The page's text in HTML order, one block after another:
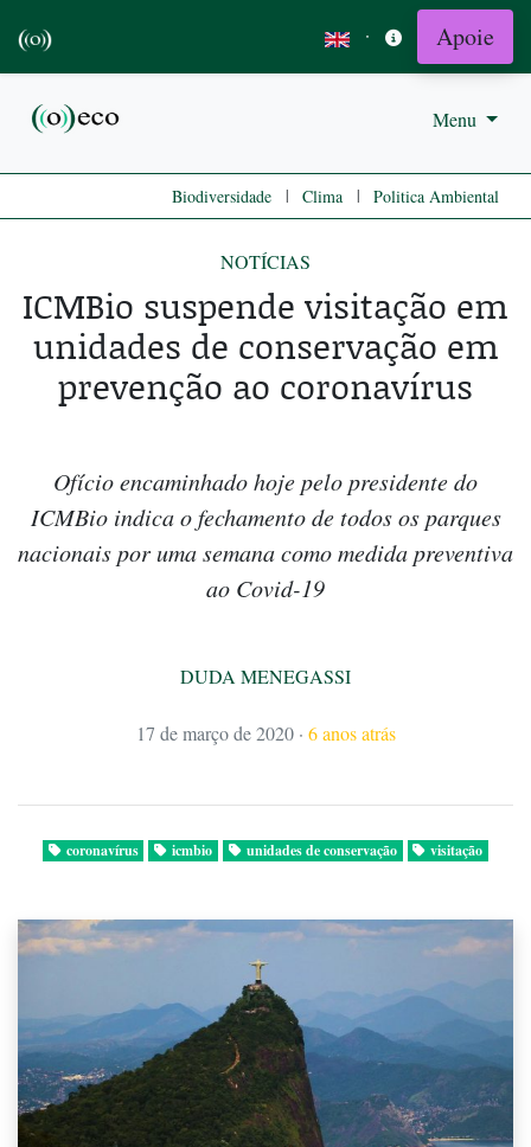
· Apoie
Menu
Biodiversidade | Clima | Politica Ambiental
NOTÍCIAS
ICMBio suspende visitação em
unidades de conservação em
prevenção ao coronavírus
Ofício encaminhado hoje pelo presidente do
ICMBio indica o fechamento de todos os parques
nacionais por uma semana como medida preventiva
ao Covid-19
DUDA MENEGASSI
17 de março de 2020 · 6 anos atrás
coronavírus icmbio unidades de conservação visitação